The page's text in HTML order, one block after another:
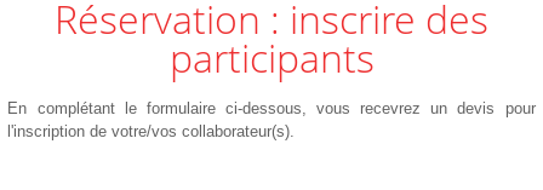
Réservation : inscrire des
participants
En complétant le formulaire ci-dessous, vous recevrez un devis pour
l'inscription de votre/vos collaborateur(s).